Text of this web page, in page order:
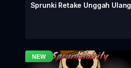
Sprunki Retake Unggah Ulang